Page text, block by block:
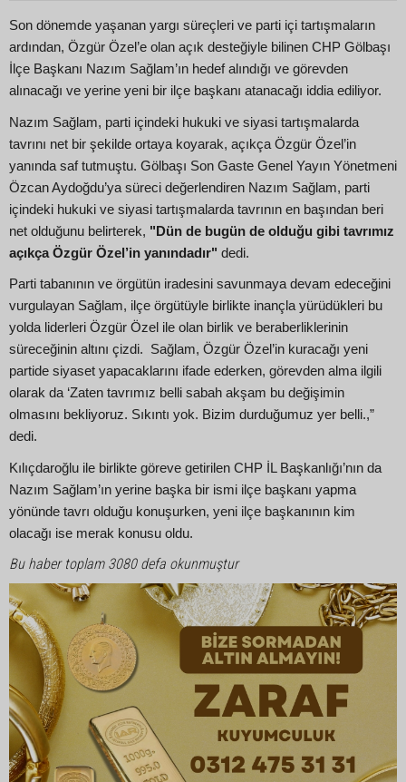
Son dönemde yaşanan yargı süreçleri ve parti içi tartışmaların
ardından, Özgür Özel’e olan açık desteğiyle bilinen CHP Gölbaşı
İlçe Başkanı Nazım Sağlam’ın hedef alındığı ve görevden
alınacağı ve yerine yeni bir ilçe başkanı atanacağı iddia ediliyor.
Nazım Sağlam, parti içindeki hukuki ve siyasi tartışmalarda
tavrını net bir şekilde ortaya koyarak, açıkça Özgür Özel’in
yanında saf tutmuştu. Gölbaşı Son Gaste Genel Yayın Yönetmeni
Özcan Aydoğdu’ya süreci değerlendiren Nazım Sağlam, parti
içindeki hukuki ve siyasi tartışmalarda tavrının en başından beri
net olduğunu belirterek, "Dün de bugün de olduğu gibi tavrımız
açıkça Özgür Özel’in yanındadır" dedi.
Parti tabanının ve örgütün iradesini savunmaya devam edeceğini
vurgulayan Sağlam, ilçe örgütüyle birlikte inançla yürüdükleri bu
yolda liderleri Özgür Özel ile olan birlik ve beraberliklerinin
süreceğinin altını çizdi. Sağlam, Özgür Özel’in kuracağı yeni
partide siyaset yapacaklarını ifade ederken, görevden alma ilgili
olarak da ‘Zaten tavrımız belli sabah akşam bu değişimin
olmasını bekliyoruz. Sıkıntı yok. Bizim durduğumuz yer belli.,”
dedi.
Kılıçdaroğlu ile birlikte göreve getirilen CHP İL Başkanlığı’nın da
Nazım Sağlam’ın yerine başka bir ismi ilçe başkanı yapma
yönünde tavrı olduğu konuşurken, yeni ilçe başkanının kim
olacağı ise merak konusu oldu.
Bu haber toplam 3080 defa okunmuştur